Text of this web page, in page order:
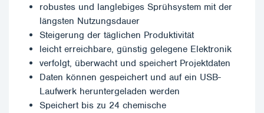
robustes und langlebiges Sprühsystem mit der
längsten Nutzungsdauer
Steigerung der täglichen Produktivität
leicht erreichbare, günstig gelegene Elektronik
verfolgt, überwacht und speichert Projektdaten
Daten können gespeichert und auf ein USB-
Laufwerk heruntergeladen werden
Speichert bis zu 24 chemische